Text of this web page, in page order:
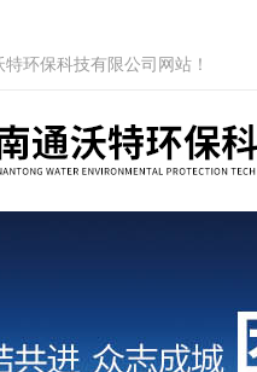
环保科技有限公司网站！